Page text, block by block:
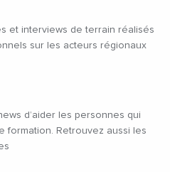
et interviews de terrain réalisés
sur les acteurs régionaux
d’aider les personnes qui
formation. Retrouvez aussi les